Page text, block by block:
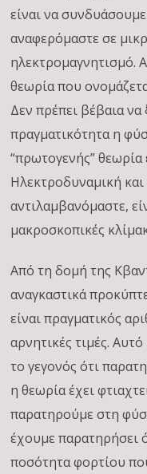
είναι να
αναφερόμαστε σε
ηλεκτρομαγνητισμό.
θεωρία που
Δεν πρέπει βέβαια να
πραγματικότητα η
“πρωτογενής” θεωρία
Ηλεκτροδυναμική
αντιλαμβανόμαστε,
μακροσκοπικές
Από τη δομή της
αναγκαστικά
είναι πραγματικός
αρνητικές τιμές.
το γεγονός ότι
η θεωρία έχει
παρατηρούμε στη
έχουμε παρατηρήσει
ποσότητα φορτίου